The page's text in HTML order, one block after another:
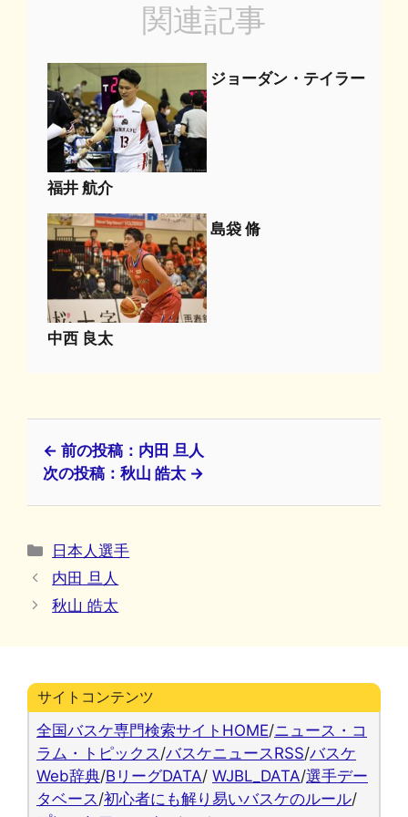
関連記事
福井 航介
ジョーダン・テイラー
中西 良太
島袋 脩
← 前の投稿：内田 旦人
次の投稿：秋山 皓太 →
カ
テ
ゴ
リ
日本人選手
内田 旦人
秋山 皓太
サイトコンテンツ
全国バスケ専門検索サイトHOME/ニュース・コ
ラム・トピックス /バスケニュースRSS/バスケ
Web辞典/BリーグDATA/ WJBL_DATA/選手デー
タベース /初心者にも解り易いバスケのルール/